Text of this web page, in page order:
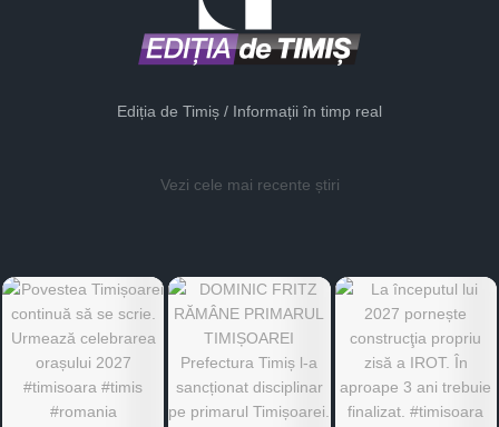
Ediția de Timiș / Informații în timp real
Vezi cele mai recente știri